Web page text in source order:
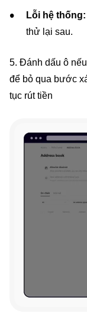
Lỗi hệ thống:
thử lại sau.
5. Đánh dấu ô
để bỏ qua bước
tục rút tiền